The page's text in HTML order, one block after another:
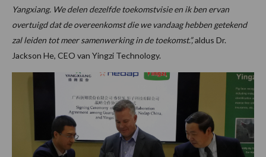
Yangxiang. We delen dezelfde toekomstvisie en ik ben ervan
overtuigd dat de overeenkomst die we vandaag hebben getekend
zal leiden tot meer samenwerking in de toekomst.”,aldus Dr.
Jackson He, CEO van Yingzi Technology.